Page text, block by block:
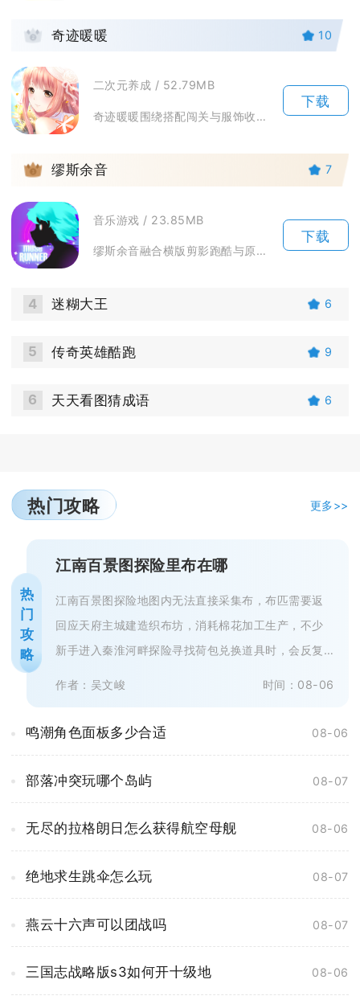
2 奇迹暖暖 10
二次元养成 / 52.79MB
奇迹暖暖围绕搭配闯关与服饰收集展开长线养成游玩，玩家化身搭配师，跟随暖暖游历奇迹大陆七大国...
下载
3 缪斯余音 7
音乐游戏 / 23.85MB
缪斯余音融合横版剪影跑酷与原创电音节奏玩法，玩家操控剪影音灵跟随乐曲节拍完成闪避行进，每一...
下载
4 迷糊大王 6
5 传奇英雄酷跑 9
6 天天看图猜成语 6
热门攻略 更多>>
热
门
攻
略
江南百景图探险里布在哪
江南百景图探险地图内无法直接采集布，布匹需要返
回应天府主城建造织布坊，消耗棉花加工生产，不少
新手进入秦淮河畔探险寻找荷包兑换道具时，会反复
作者：吴文峻 时间：08-06
鸣潮角色面板多少合适 08-06
部落冲突玩哪个岛屿 08-07
无尽的拉格朗日怎么获得航空母舰 08-06
绝地求生跳伞怎么玩 08-07
燕云十六声可以团战吗 08-07
三国志战略版s3如何开十级地 08-06